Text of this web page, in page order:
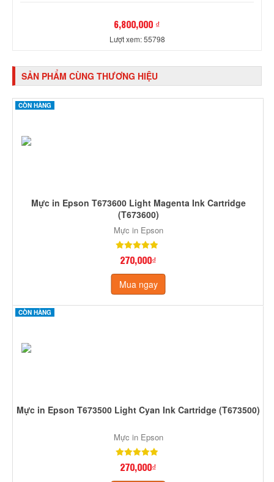
6,800,000 ₫
Lượt xem: 55798
SẢN PHẨM CÙNG THƯƠNG HIỆU
CÒN HÀNG
Mực in Epson T673600 Light Magenta Ink Cartridge
(T673600)
Mực in Epson
270,000₫
Mua ngay
CÒN HÀNG
Mực in Epson T673500 Light Cyan Ink Cartridge (T673500)
Mực in Epson
270,000₫